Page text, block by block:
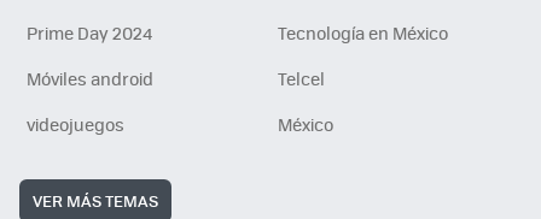
Prime Day 2024
Tecnología en México
Móviles android
Telcel
videojuegos
México
VER MÁS TEMAS